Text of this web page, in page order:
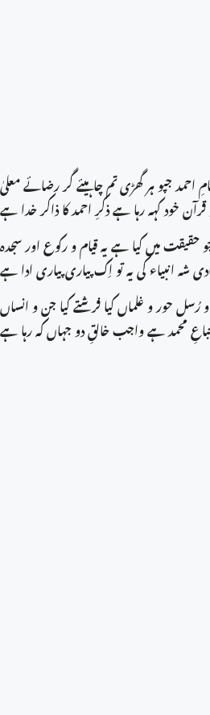
احمد جپو ہر گھڑی تم چاہیئے گر رضائے معلیٰ
قرآن خود کہہ رہا ہے ذکرِ احمد کا ذاکر خدا ہے
میں کیا ہے یہ قیام و رکوع اور سجدہ
شہ انبیاء کی یہ تو اِک پیاری پیاری ادا ہے
و رُسل حور و غلماں کیا فرشتے کیا جن و انساں
محمد ہے واجب خالقِ دو جہاں کہ رہا ہے